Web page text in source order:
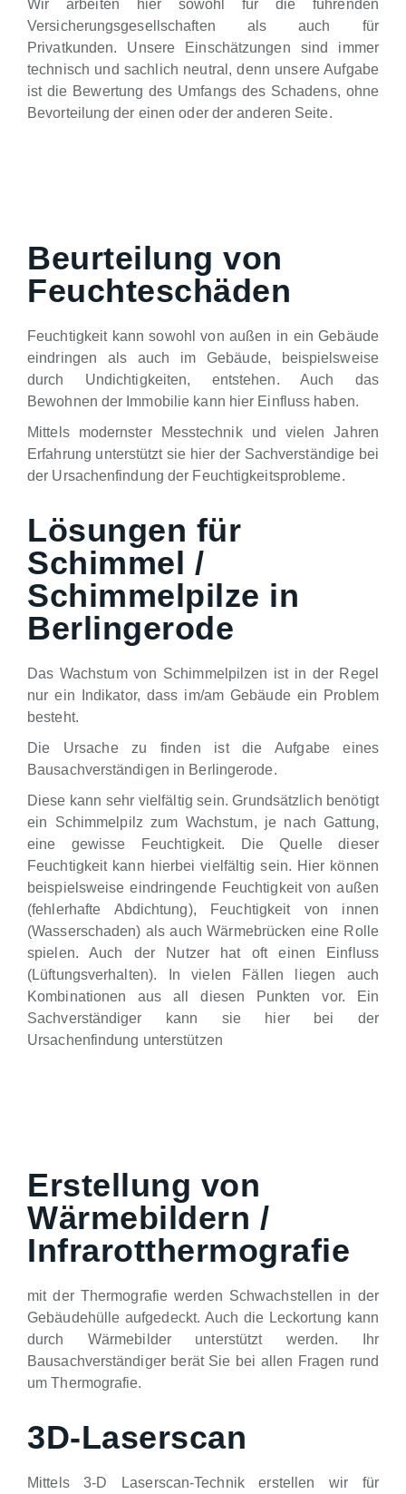
Wir arbeiten hier sowohl für die führenden
Versicherungsgesellschaften als auch für
Privatkunden. Unsere Einschätzungen sind immer
technisch und sachlich neutral, denn unsere Aufgabe
ist die Bewertung des Umfangs des Schadens, ohne
Bevorteilung der einen oder der anderen Seite.
Beurteilung von
Feuchteschäden
Feuchtigkeit kann sowohl von außen in ein Gebäude
eindringen als auch im Gebäude, beispielsweise
durch Undichtigkeiten, entstehen. Auch das
Bewohnen der Immobilie kann hier Einfluss haben.
Mittels modernster Messtechnik und vielen Jahren
Erfahrung unterstützt sie hier der Sachverständige bei
der Ursachenfindung der Feuchtigkeitsprobleme.
Lösungen für
Schimmel /
Schimmelpilze in
Berlingerode
Das Wachstum von Schimmelpilzen ist in der Regel
nur ein Indikator, dass im/am Gebäude ein Problem
besteht.
Die Ursache zu finden ist die Aufgabe eines
Bausachverständigen in Berlingerode.
Diese kann sehr vielfältig sein. Grundsätzlich benötigt
ein Schimmelpilz zum Wachstum, je nach Gattung,
eine gewisse Feuchtigkeit. Die Quelle dieser
Feuchtigkeit kann hierbei vielfältig sein. Hier können
beispielsweise eindringende Feuchtigkeit von außen
(fehlerhafte Abdichtung), Feuchtigkeit von innen
(Wasserschaden) als auch Wärmebrücken eine Rolle
spielen. Auch der Nutzer hat oft einen Einfluss
(Lüftungsverhalten). In vielen Fällen liegen auch
Kombinationen aus all diesen Punkten vor. Ein
Sachverständiger kann sie hier bei der
Ursachenfindung unterstützen
Erstellung von
Wärmebildern /
Infrarotthermografie
mit der Thermografie werden Schwachstellen in der
Gebäudehülle aufgedeckt. Auch die Leckortung kann
durch Wärmebilder unterstützt werden. Ihr
Bausachverständiger berät Sie bei allen Fragen rund
um Thermografie.
3D-Laserscan
Mittels 3-D Laserscan-Technik erstellen wir für